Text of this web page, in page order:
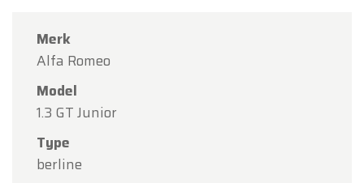
Merk
Alfa Romeo
Model
1.3 GT Junior
Type
berline